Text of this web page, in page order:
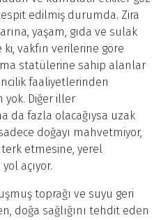
edilmiş durumda. Zira
yaşam, gıda ve sulak
vakfın verilerine göre
statülerine sahip alanlar
faaliyetlerinden
Diğer iller
da fazla olacağıysa uzak
doğayı mahvetmiyor,
etmesine, yerel
açıyor.
toprağı ve suyu geri
doğa sağlığını tehdit eden